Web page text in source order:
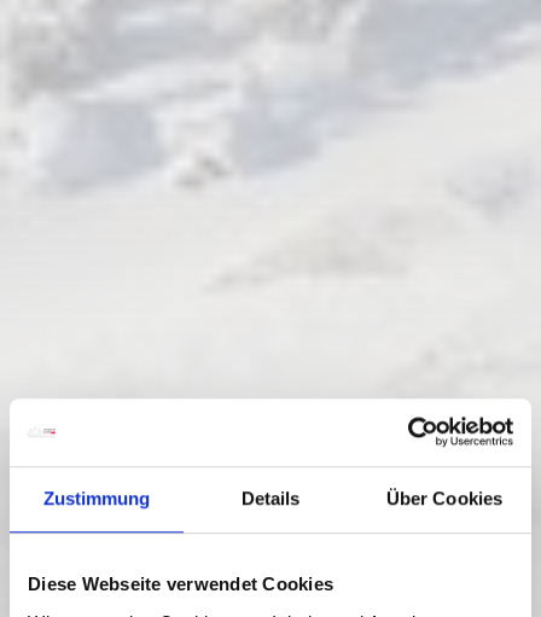
Zustimmung Details Über Cookies
Diese Webseite verwendet Cookies